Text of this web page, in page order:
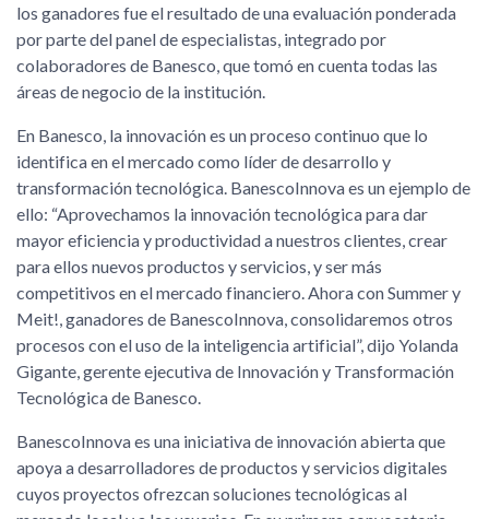
los ganadores fue el resultado de una evaluación ponderada
por parte del panel de especialistas, integrado por
colaboradores de Banesco, que tomó en cuenta todas las
áreas de negocio de la institución.
En Banesco, la innovación es un proceso continuo que lo
identifica en el mercado como líder de desarrollo y
transformación tecnológica. BanescoInnova es un ejemplo de
ello: “Aprovechamos la innovación tecnológica para dar
mayor eficiencia y productividad a nuestros clientes, crear
para ellos nuevos productos y servicios, y ser más
competitivos en el mercado financiero. Ahora con Summer y
Meit!, ganadores de BanescoInnova, consolidaremos otros
procesos con el uso de la inteligencia artificial”, dijo Yolanda
Gigante, gerente ejecutiva de Innovación y Transformación
Tecnológica de Banesco.
BanescoInnova es una iniciativa de innovación abierta que
apoya a desarrolladores de productos y servicios digitales
cuyos proyectos ofrezcan soluciones tecnológicas al